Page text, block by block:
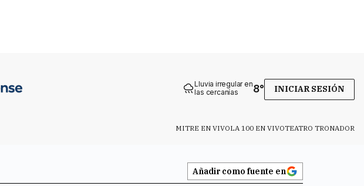
Lluvia irregular en
las cercanías
8° INICIAR SESIÓN
MITRE EN VIVOLA 100 EN VIVOTEATRO TRONADOR
Añadir como fuente en